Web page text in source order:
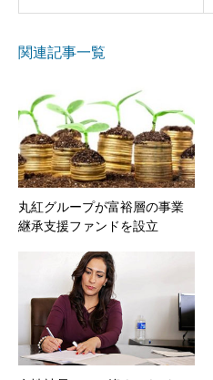
関連記事一覧
丸紅グループが富裕層の事業
継承支援ファンドを設立